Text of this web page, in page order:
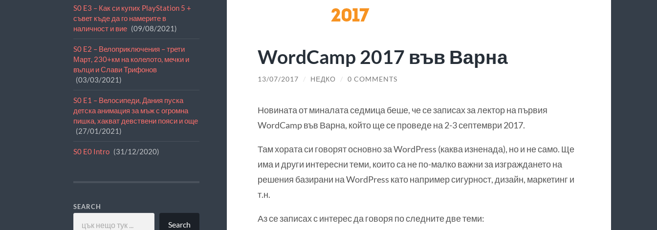
S0 E3 – Как си купих PlayStation 5 +
съвет къде да го намерите в
наличност и вие
09/08/2021
S0 E2 – Велоприключения – трети
Март, 230+км на колелото, мечки и
вълци и Слави Трифонов
03/03/2021
S0 E1 – Велосипеди, Дания пуска
детска анимация за мъж с огромна
пишка, хакват девствени пояси и още
27/01/2021
S0 E0 Intro 31/12/2020
SEARCH
Search
WordCamp 2017 във Варна
13/07/2017 / НЕДКО / 0 COMMENTS
Новината от миналата седмица беше, че се записах за лектор на първия
WordCamp във Варна, който ще се проведе на 2-3 септември 2017.
Там хората си говорят основно за WordPress (каква изненада), но и не само. Ще
има и други интересни теми, които са не по-малко важни за изграждането на
решения базирани на WordPress като например сигурност, дизайн, маркетинг и
т.н.
Аз се записах с интерес да говоря по следните две теми: